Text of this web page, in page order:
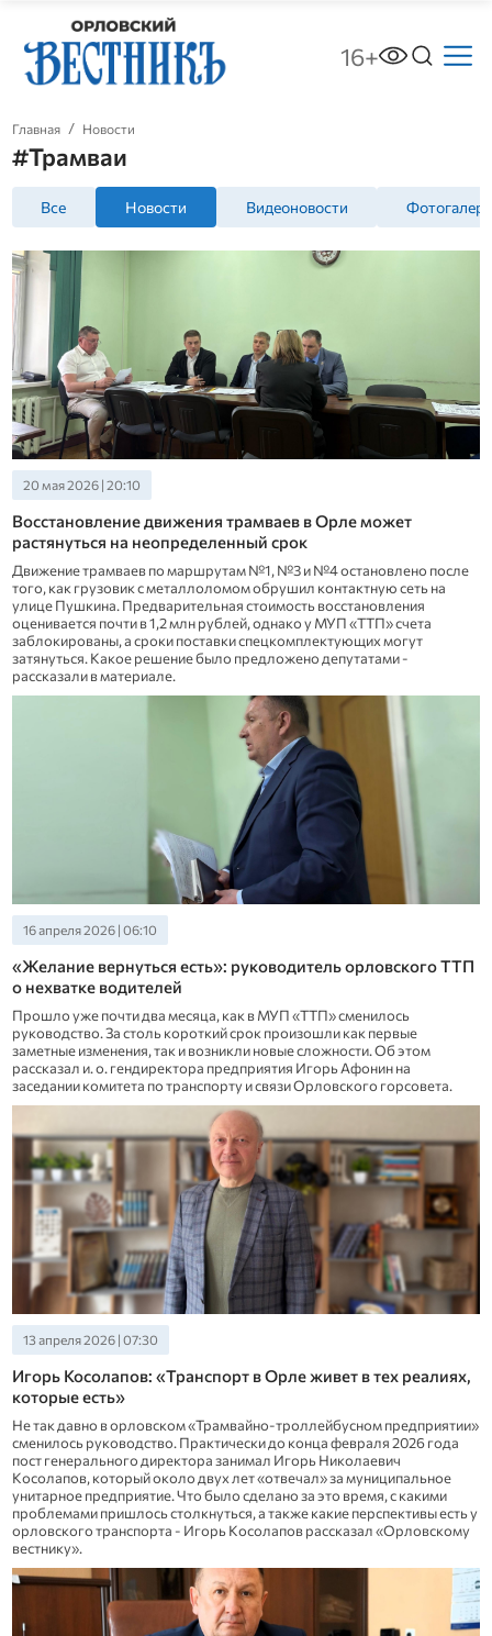
16+
Главная Новости
#Трамваи
Все Новости Видеоновости
20 мая 2026 | 20:10
Восстановление движения трамваев в Орле может
растянуться на неопределенный срок
Движение трамваев по маршрутам №1, №3 и №4 остановлено после
того, как грузовик с металлоломом обрушил контактную сеть на
улице Пушкина. Предварительная стоимость восстановления
оценивается почти в 1,2 млн рублей, однако у МУП «ТТП» счета
заблокированы, а сроки поставки спецкомплектующих могут
затянуться. Какое решение было предложено депутатами -
рассказали в материале.
16 апреля 2026 | 06:10
«Желание вернуться есть»: руководитель орловского ТТП
о нехватке водителей
Прошло уже почти два месяца, как в МУП «ТТП» сменилось
руководство. За столь короткий срок произошли как первые
заметные изменения, так и возникли новые сложности. Об этом
рассказал и. о. гендиректора предприятия Игорь Афонин на
заседании комитета по транспорту и связи Орловского горсовета.
13 апреля 2026 | 07:30
Игорь Косолапов: «Транспорт в Орле живет в тех реалиях,
которые есть»
Не так давно в орловском «Трамвайно-троллейбусном предприятии»
сменилось руководство. Практически до конца февраля 2026 года
пост генерального директора занимал Игорь Николаевич
Косолапов, который около двух лет «отвечал» за муниципальное
унитарное предприятие. Что было сделано за это время, с какими
проблемами пришлось столкнуться, а также какие перспективы есть у
орловского транспорта - Игорь Косолапов рассказал «Орловскому
вестнику».